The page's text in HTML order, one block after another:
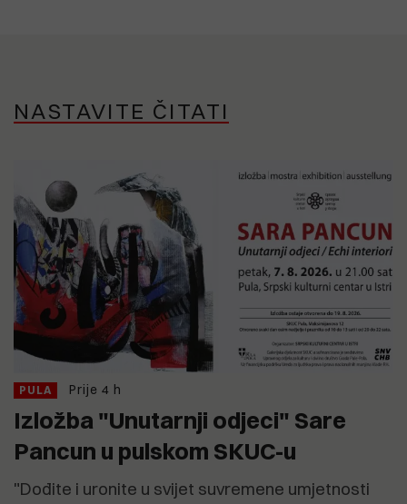
NASTAVITE ČITATI
PULA Prije 4 h
Izložba "Unutarnji odjeci" Sare
Pancun u pulskom SKUC-u
"Dođite i uronite u svijet suvremene umjetnosti